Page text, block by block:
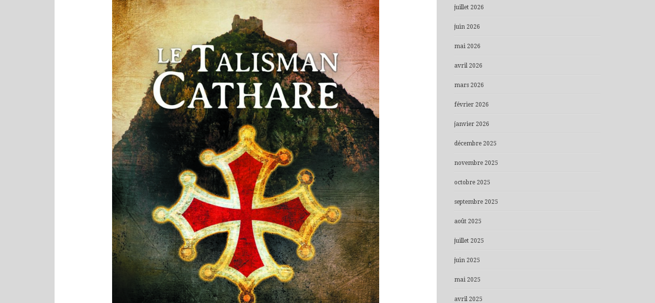
juillet 2026
juin 2026
mai 2026
avril 2026
mars 2026
février 2026
janvier 2026
décembre 2025
novembre 2025
octobre 2025
septembre 2025
août 2025
juillet 2025
juin 2025
mai 2025
avril 2025